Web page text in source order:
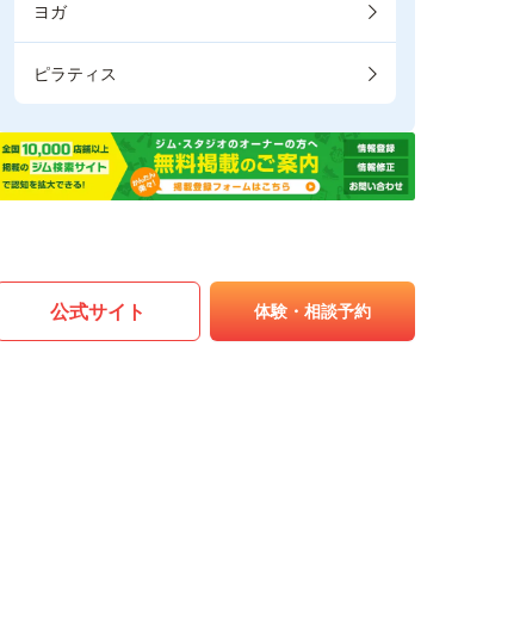
ヨガ
ピラティス
公式サイト 体験・相談予約